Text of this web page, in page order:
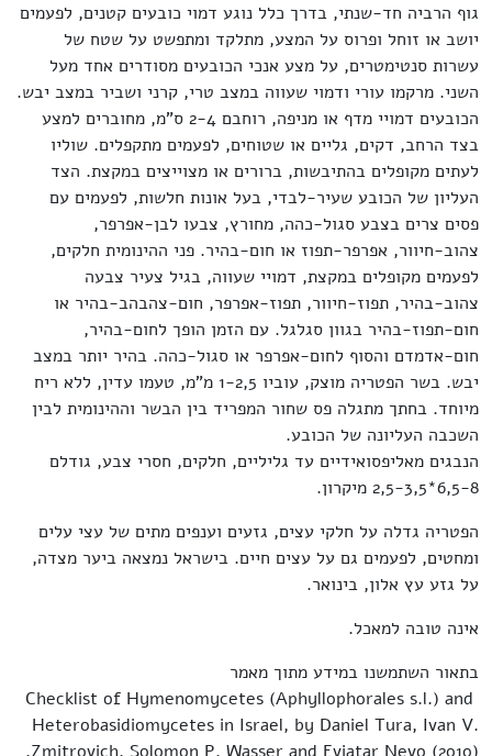
גוף הרביה חד-שנתי, בדרך כלל נוגע דמוי כובעים קטנים, לפעמים
יושב או זוחל ופרוס על המצע, מתלקד ומתפשט על שטח של
עשרות סנטימטרים, על מצע אנכי הכובעים מסודרים אחד מעל
השני. מרקמו עורי ודמוי שעווה במצב טרי, קרני ושביר במצב יבש.
הכובעים דמויי מדף או מניפה, רוחבם 2-4 ס"מ, מחוברים למצע
בצד הרחב, דקים, גליים או שטוחים, לפעמים מתקפלים. שוליו
לעתים מקופלים בהתיבשות, ברורים או מצוייצים במקצת. הצד
העליון של הכובע שעיר-לבדי, בעל אונות חלשות, לפעמים עם
פסים צרים בצבע סגול-כהה, מחורץ, צבעו לבן-אפרפר,
צהוב-חיוור, אפרפר-תפוז או חום-בהיר. פני ההינומית חלקים,
לפעמים מקופלים במקצת, דמויי שעווה, בגיל צעיר צבעה
צהוב-בהיר, תפוז-חיוור, תפוז-אפרפר, חום-צהבהב-בהיר או
חום-תפוז-בהיר בגוון סגלגל. עם הזמן הופך לחום-בהיר,
חום-אדמדם והסוף לחום-אפרפר או סגול-כהה. בהיר יותר במצב
יבש. בשר הפטריה מוצק, עוביו 1-2,5 מ"מ, טעמו עדין, ללא ריח
מיוחד. בחתך מתגלה פס שחור המפריד בין הבשר וההינומית לבין
השכבה העליונה של הכובע.
הנבגים מאליפסואידיים עד גליליים, חלקים, חסרי צבע, גודלם
6,5-8*2,5-3,5 מיקרון.
הפטריה גדלה על חלקי עצים, גזעים וענפים מתים של עצי עלים
ומחטים, לפעמים גם על עצים חיים. בישראל נמצאה ביער מצדה,
על גזע עץ אלון, בינואר.
אינה טובה למאכל.
בתאור השתמשנו במידע מתוך מאמר
Checklist of Hymenomycetes (Aphyllophorales s.l.) and
Heterobasidiomycetes in Israel, by Daniel Tura, Ivan V.